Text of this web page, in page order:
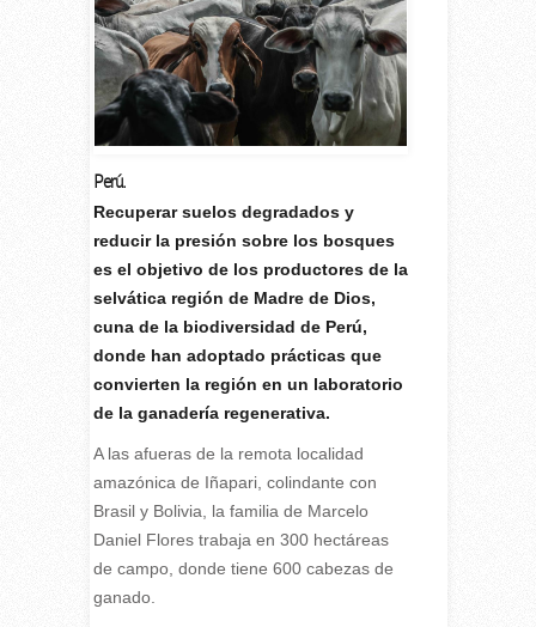
Perú.
Recuperar suelos degradados y
reducir la presión sobre los bosques
es el objetivo de los productores de la
selvática región de Madre de Dios,
cuna de la biodiversidad de Perú,
donde han adoptado prácticas que
convierten la región en un laboratorio
de la ganadería regenerativa.
A las afueras de la remota localidad
amazónica de Iñapari, colindante con
Brasil y Bolivia, la familia de Marcelo
Daniel Flores trabaja en 300 hectáreas
de campo, donde tiene 600 cabezas de
ganado.